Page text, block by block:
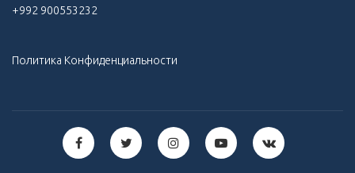
+992 900553232‬
Политика Конфиденциальности